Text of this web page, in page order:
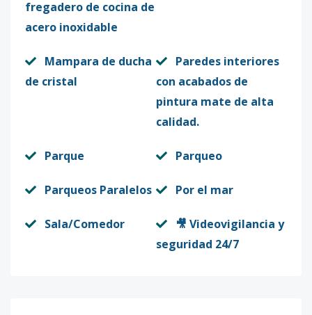
fregadero de cocina de
acero inoxidable
Mampara de ducha
de cristal
Paredes interiores
con acabados de
pintura mate de alta
calidad.
Parque Parqueo
Parqueos Paralelos Por el mar
Sala/Comedor
🎥 Videovigilancia y
seguridad 24/7